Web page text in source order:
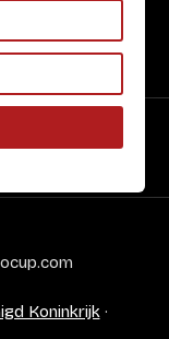
Koninkrijk·